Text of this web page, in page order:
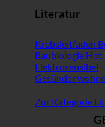
Literatur
Krebsleitfaden
Baubiologie
Elektrosensibel
Gesünder
Zur Kategorie